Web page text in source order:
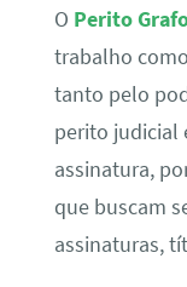
O Perito
trabalho
tanto pelo
perito judicial
assinatura,
que buscam
assinaturas,